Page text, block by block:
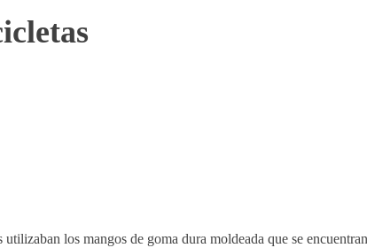
los mangos de goma dura moldeada que se